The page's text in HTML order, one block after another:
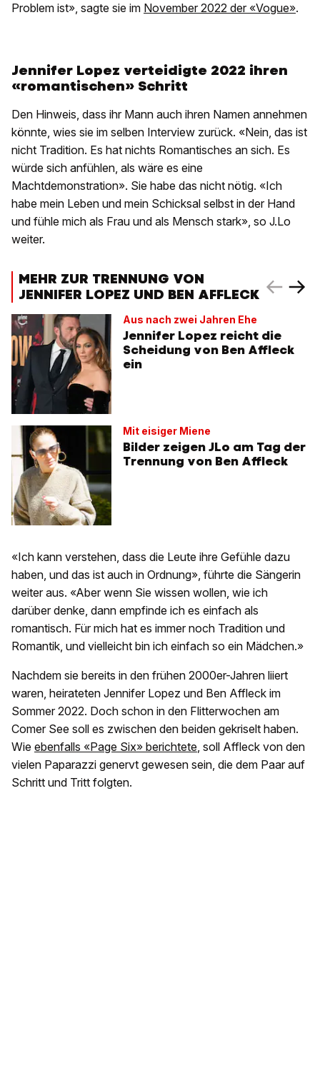
Problem ist», sagte sie im November 2022 der «Vogue».
Jennifer Lopez verteidigte 2022 ihren
«romantischen» Schritt
Den Hinweis, dass ihr Mann auch ihren Namen annehmen
könnte, wies sie im selben Interview zurück. «Nein, das ist
nicht Tradition. Es hat nichts Romantisches an sich. Es
würde sich anfühlen, als wäre es eine
Machtdemonstration». Sie habe das nicht nötig. «Ich
habe mein Leben und mein Schicksal selbst in der Hand
und fühle mich als Frau und als Mensch stark», so J.Lo
weiter.
MEHR ZUR TRENNUNG VON
JENNIFER LOPEZ UND BEN AFFLECK
Aus nach zwei Jahren Ehe
Jennifer Lopez reicht die
Scheidung von Ben Affleck
ein
Mit eisiger Miene
Bilder zeigen JLo am Tag der
Trennung von Ben Affleck
«Ich kann verstehen, dass die Leute ihre Gefühle dazu
haben, und das ist auch in Ordnung», führte die Sängerin
weiter aus. «Aber wenn Sie wissen wollen, wie ich
darüber denke, dann empfinde ich es einfach als
romantisch. Für mich hat es immer noch Tradition und
Romantik, und vielleicht bin ich einfach so ein Mädchen.»
Nachdem sie bereits in den frühen 2000er-Jahren liiert
waren, heirateten Jennifer Lopez und Ben Affleck im
Sommer 2022. Doch schon in den Flitterwochen am
Comer See soll es zwischen den beiden gekriselt haben.
Wie ebenfalls «Page Six» berichtete, soll Affleck von den
vielen Paparazzi genervt gewesen sein, die dem Paar auf
Schritt und Tritt folgten.